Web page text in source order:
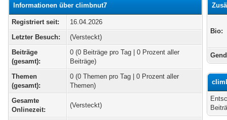
Informationen über climbnut7
Registriert seit:
16.04.2026
Letzter Besuch:
(Versteckt)
Beiträge
(gesamt):
0 (0 Beiträge pro Tag | 0 Prozent aller
Beiträge)
Themen
(gesamt):
0 (0 Themen pro Tag | 0 Prozent aller
Themen)
Gesamte
Onlinezeit:
(Versteckt)
Bio: